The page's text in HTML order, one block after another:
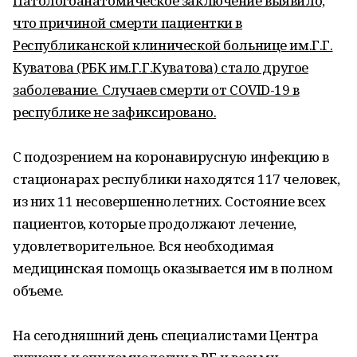
что причиной смерти пациентки в
Республиканской клинической больнице им.Г.Г.
Куватова (РБК им.Г.Г.Куватова) стало другое
заболевание. Случаев смерти от COVID-19 в
республике не зафиксировано.
С подозрением на коронавирусную инфекцию в
стационарах республики находятся 117 человек,
из них 11 несовершеннолетних. Состояние всех
пациентов, которые продолжают лечение,
удовлетворительное. Вся необходимая
медицинская помощь оказывается им в полном
объеме.
На сегодняшний день специалистами Центра